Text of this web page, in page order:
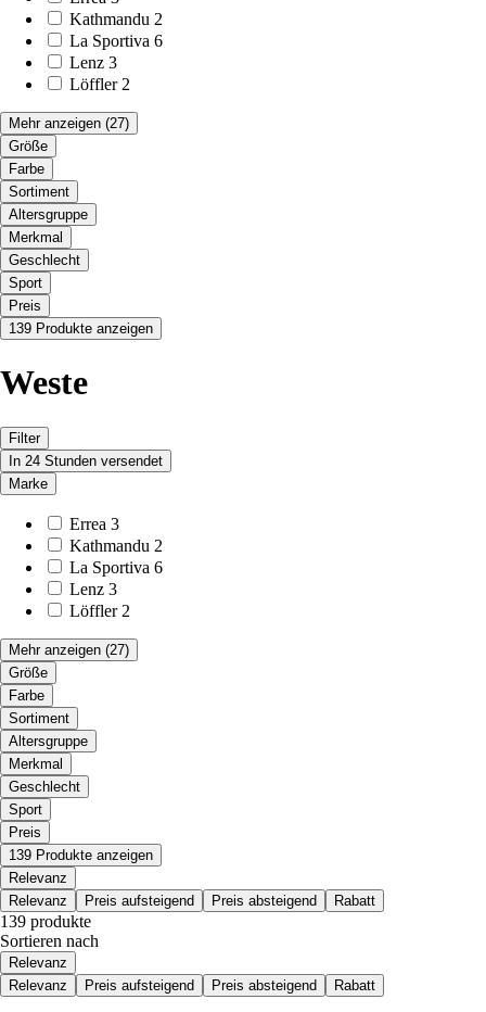
Kathmandu 2
La Sportiva 6
Lenz 3
Löffler 2
Mehr anzeigen (27)
Größe
Farbe
Sortiment
Altersgruppe
Merkmal
Geschlecht
Sport
Preis
139 Produkte anzeigen
Weste
Filter
In 24 Stunden versendet
Marke
Errea 3
Kathmandu 2
La Sportiva 6
Lenz 3
Löffler 2
Mehr anzeigen (27)
Größe
Farbe
Sortiment
Altersgruppe
Merkmal
Geschlecht
Sport
Preis
139 Produkte anzeigen
Relevanz
Relevanz
Preis aufsteigend Preis absteigend Rabatt
139 produkte
Sortieren nach
Relevanz
Relevanz
Preis aufsteigend Preis absteigend Rabatt